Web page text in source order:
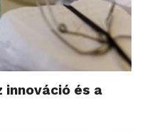
innováció és a